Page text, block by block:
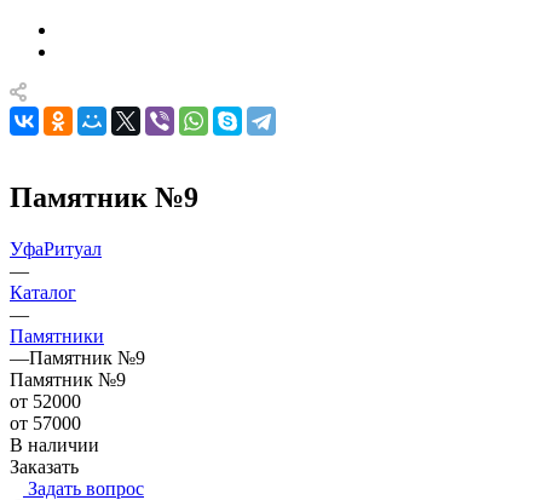
Памятник №9
УфаРитуал
—
Каталог
—
Памятники
—Памятник №9
Памятник №9
от 52000
от 57000
В наличии
Заказать
Задать вопрос